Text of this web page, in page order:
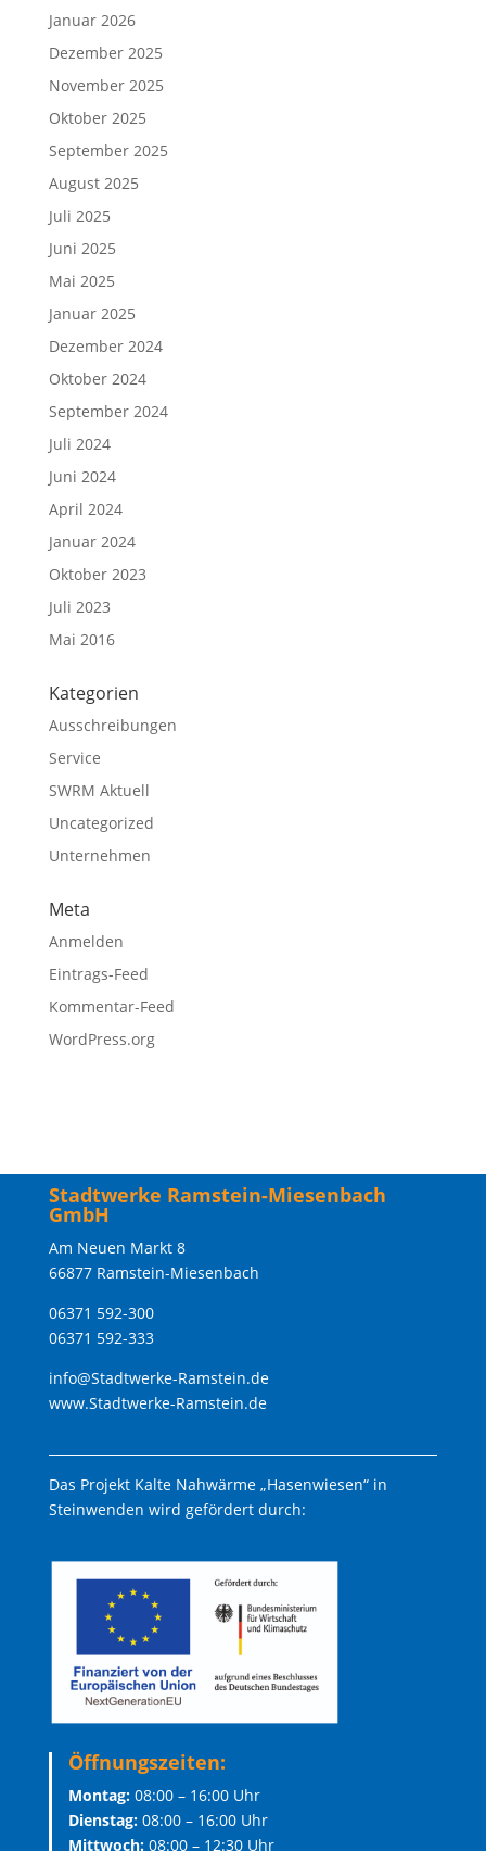
Januar 2026
Dezember 2025
November 2025
Oktober 2025
September 2025
August 2025
Juli 2025
Juni 2025
Mai 2025
Januar 2025
Dezember 2024
Oktober 2024
September 2024
Juli 2024
Juni 2024
April 2024
Januar 2024
Oktober 2023
Juli 2023
Mai 2016
Kategorien
Ausschreibungen
Service
SWRM Aktuell
Uncategorized
Unternehmen
Meta
Anmelden
Eintrags-Feed
Kommentar-Feed
WordPress.org
Stadtwerke Ramstein-Miesenbach
GmbH
Am Neuen Markt 8
66877 Ramstein-Miesenbach
06371 592-300
06371 592-333
info@Stadtwerke-Ramstein.de
www.Stadtwerke-Ramstein.de
Das Projekt Kalte Nahwärme „Hasenwiesen“ in
Steinwenden wird gefördert durch:
Öffnungszeiten:
Montag: 08:00 – 16:00 Uhr
Dienstag: 08:00 – 16:00 Uhr
Mittwoch: 08:00 – 12:30 Uhr